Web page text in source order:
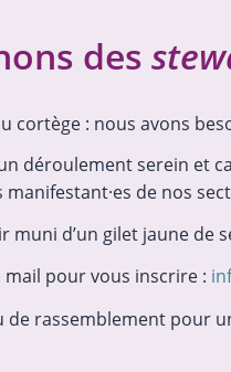
des
cortège : nous avons
déroulement serein et
de nos
muni d’un gilet jaune
mail pour vous inscrire :
de rassemblement pour